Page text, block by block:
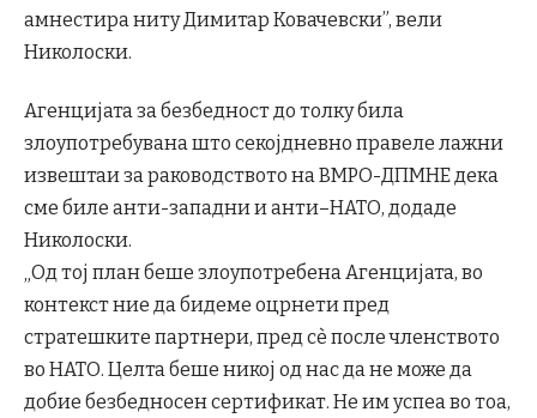
амнестира ниту Димитар Ковачевски”, вели
Николоски.
Агенцијата за безбедност до толку била
злоупотребувана што секојдневно правеле лажни
извештаи за раководството на ВМРО-ДПМНЕ дека
сме биле анти-западни и анти–НАТО, додаде
Николоски.
„Од тој план беше злоупотребена Агенцијата, во
контекст ние да бидеме оцрнети пред
стратешките партнери, пред сѐ после членството
во НАТО. Целта беше никој од нас да не може да
добие безбедносен сертификат. Не им успеа во тоа,